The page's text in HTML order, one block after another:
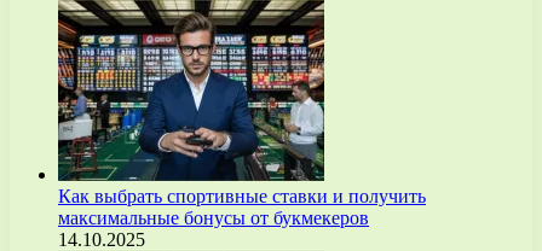
Как выбрать спортивные ставки и получить
максимальные бонусы от букмекеров
14.10.2025